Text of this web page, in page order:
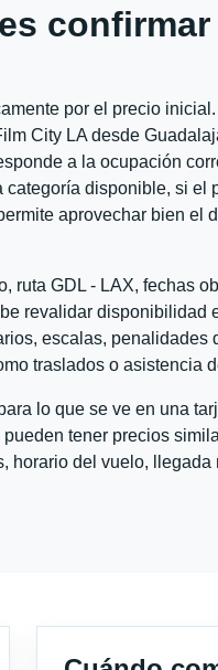
por el precio
City LA desde
a la ocupación
categoría disponible, si el
aprovechar bien el
ruta GDL - LAX, fechas
revalidar disponibilidad
escalas, penalidades
traslados o asistencia
lo que se ve en una
tener precios
horario del vuelo, llegada